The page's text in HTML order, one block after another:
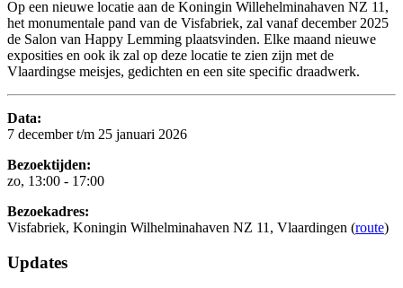
Op een nieuwe locatie aan de Koningin Willehelminahaven NZ 11,
het monumentale pand van de Visfabriek, zal vanaf december 2025
de Salon van Happy Lemming plaatsvinden. Elke maand nieuwe
exposities en ook ik zal op deze locatie te zien zijn met de
Vlaardingse meisjes, gedichten en een site specific draadwerk.
Data:
7 december t/m 25 januari 2026
Bezoektijden:
zo, 13:00 - 17:00
Bezoekadres:
Visfabriek, Koningin Wilhelminahaven NZ 11, Vlaardingen (route)
Updates